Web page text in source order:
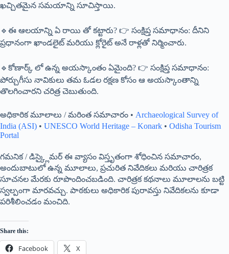
ఖచ్చితమైన సమయాన్ని సూచిస్తాయి.
🔹ఈ ఆలయాన్ని ఏ రాయి తో కట్టారు? 👉 సంక్షిప్త సమాధానం: దీనిని
ప్రధానంగా ఖాండలైట్ మరియు క్లోరైట్ అనే రాళ్లతో నిర్మించారు.
🔹కోణార్క్ లో ఉన్న అయస్కాంతం ఏమైంది? 👉 సంక్షిప్త సమాధానం:
పోర్చుగీసు నావికులు తమ ఓడల రక్షణ కోసం ఆ అయస్కాంతాన్ని
తొలగించారని చరిత్ర చెబుతుంది.
అధికారిక మూలాలు / మరింత సమాచారం • Archaeological Survey of
India (ASI) • UNESCO World Heritage – Konark • Odisha Tourism
Portal
గమనిక / డిస్క్లైమర్ ఈ వ్యాసం విస్తృతంగా శోధించిన సమాచారం,
అందుబాటులో ఉన్న మూలాలు, ప్రచురిత నివేదికలు మరియు చారిత్రక
సూచనల మేరకు రూపొందించబడింది. చారిత్రక కథనాలు మూలాలను బట్టి
స్వల్పంగా మారవచ్చు. పాఠకులు అధికారిక పురావస్తు నివేదికలను కూడా
పరిశీలించడం మంచిది.
Share this:
Facebook X